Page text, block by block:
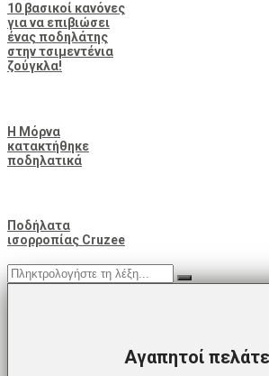
10 βασικοί κανόνες
για να επιβιώσει
ένας ποδηλάτης
στην τσιμεντένια
ζούγκλα!
Η Μόρνα
κατακτήθηκε
ποδηλατικά
Ποδήλατα
ισορροπίας Cruzee
Αγαπητοί